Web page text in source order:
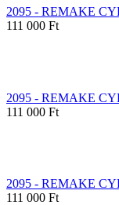
2095 - REMAKE
111 000 Ft
2095 - REMAKE
111 000 Ft
2095 - REMAKE
111 000 Ft